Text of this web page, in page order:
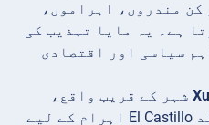
مندروں، اہراموں،
ہے۔ یہ مایا تہذیب کی
سیاسی اور اقتصادی
: San Ignacio شہر کے قریب واقع،
Xunantunich اپنے بلند El Castillo اہرام کے لیے